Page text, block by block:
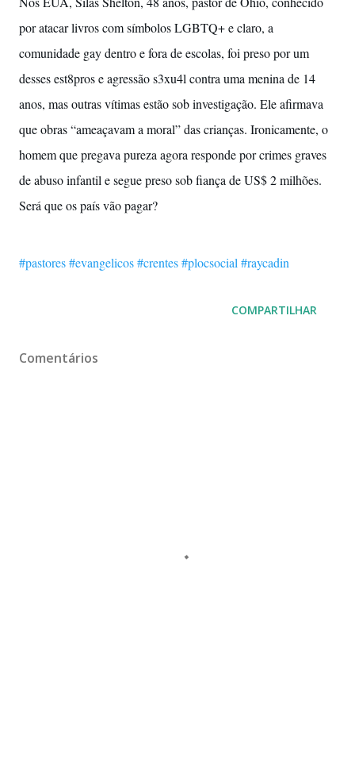
por atacar livros com símbolos LGBTQ+ e claro, a
comunidade gay dentro e fora de escolas, foi preso por um
desses est8pros e agressão s3xu4l contra uma menina de 14
anos, mas outras vítimas estão sob investigação. Ele afirmava
que obras “ameaçavam a moral” das crianças. Ironicamente, o
homem que pregava pureza agora responde por crimes graves
de abuso infantil e segue preso sob fiança de US$ 2 milhões.
Será que os país vão pagar?
#pastores#evangelicos#crentes#plocsocial#raycadin
COMPARTILHAR
Comentários